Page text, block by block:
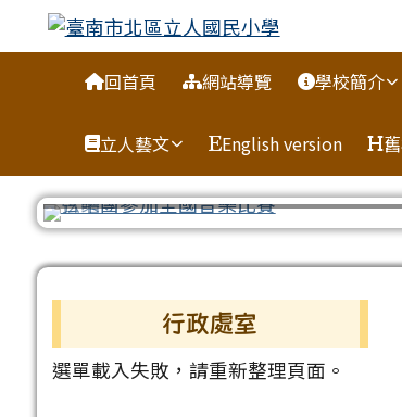
跳至主內容區
臺南市北區立人國民
導覽列回首頁 網站導覽 學校簡介
立人藝文 English version
左邊區域內容
行政處室
選單載入失敗，請重新整理頁面。
頁尾區域